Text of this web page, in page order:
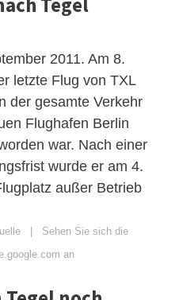
2011. Am 8.
letzte Flug von TXL
der gesamte Verkehr
Flughafen Berlin
war. Nach einer
wurde er am 4.
außer Betrieb
| Sehen Sie sich die
an